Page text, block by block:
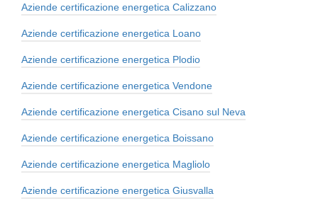
Aziende certificazione energetica Calizzano
Aziende certificazione energetica Loano
Aziende certificazione energetica Plodio
Aziende certificazione energetica Vendone
Aziende certificazione energetica Cisano sul Neva
Aziende certificazione energetica Boissano
Aziende certificazione energetica Magliolo
Aziende certificazione energetica Giusvalla